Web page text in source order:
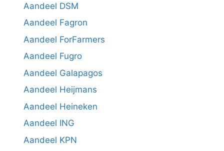
Aandeel DSM
Aandeel Fagron
Aandeel ForFarmers
Aandeel Fugro
Aandeel Galapagos
Aandeel Heijmans
Aandeel Heineken
Aandeel ING
Aandeel KPN